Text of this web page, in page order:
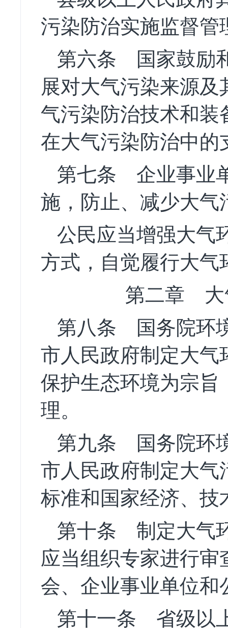
污染防治实施监督管
第六条 国家鼓励
展对大气污染来源
气污染防治技术和
在大气污染防治中的
第七条 企业事业
施，防止、减少大气
公民应当增强大气
方式，自觉履行大气
第二章 大
第八条 国务院环
市人民政府制定大气
保护生态环境为宗旨
理。
第九条 国务院环
市人民政府制定大气
标准和国家经济、技
第十条 制定大气
应当组织专家进行
会、企业事业单位和
第十一条 省级以